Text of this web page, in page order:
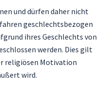
und dürfen daher nicht
geschlechtsbezogen
ihres Geschlechts von
werden. Dies gilt
religiösen Motivation
wird.